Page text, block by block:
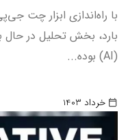
بارد، بخش تحلیل در حال
(AI) بوده...
خرداد 1403